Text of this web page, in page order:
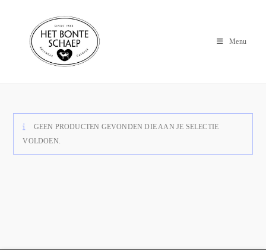
Menu
GEEN PRODUCTEN GEVONDEN DIE AAN JE SELECTIE
VOLDOEN.